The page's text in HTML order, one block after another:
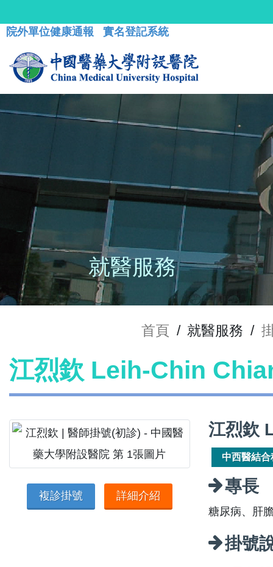
院外單位健康通報 實名登記系統
就醫服務
首頁 / 就醫服務 /
江烈欽 Leih-Chin
複診掛號 詳細介紹
江烈欽
中西醫結合
專長
糖尿病、肝
掛號